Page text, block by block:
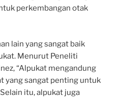
perkembangan otak
lain yang sangat baik
Menurut Peneliti
“Alpukat mengandung
yang sangat penting untuk
itu, alpukat juga